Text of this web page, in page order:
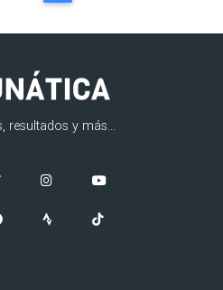
resultados y más...